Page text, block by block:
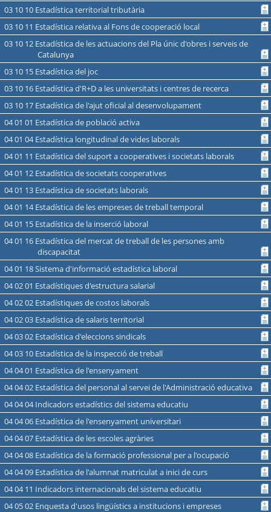
03 10 10 Estadística territorial tributària
03 10 11 Estadística relativa al Fons de cooperació local
03 10 12 Estadística de les actuacions del Pla únic d'obres i serveis de
Catalunya
03 10 15 Estadística del joc
03 10 16 Estadística d'R+D a les universitats i centres de recerca
03 10 17 Estadística de l'ajut oficial al desenvolupament
04 01 01 Estadística de població activa
04 01 04 Estadística longitudinal de vides laborals
04 01 11 Estadística del suport a cooperatives i societats laborals
04 01 12 Estadística de societats cooperatives
04 01 13 Estadística de societats laborals
04 01 14 Estadística de les empreses de treball temporal
04 01 15 Estadística de la inserció laboral
04 01 16 Estadística del mercat de treball de les persones amb
discapacitat
04 01 18 Sistema d'informació estadística laboral
04 02 01 Estadístiques d'estructura salarial
04 02 02 Estadístiques de costos laborals
04 02 03 Estadística de salaris territorial
04 03 02 Estadística d'eleccions sindicals
04 03 10 Estadística de la inspecció de treball
04 04 01 Estadística de l'ensenyament
04 04 02 Estadística del personal al servei de l'Administració educativa
04 04 04 Indicadors estadístics del sistema educatiu
04 04 06 Estadística de l'ensenyament universitari
04 04 07 Estadística de les escoles agràries
04 04 08 Estadística de la formació professional per a l'ocupació
04 04 09 Estadística de l'alumnat matriculat a inici de curs
04 04 11 Indicadors internacionals del sistema educatiu
04 05 02 Enquesta d'usos lingüístics a institucions i empreses